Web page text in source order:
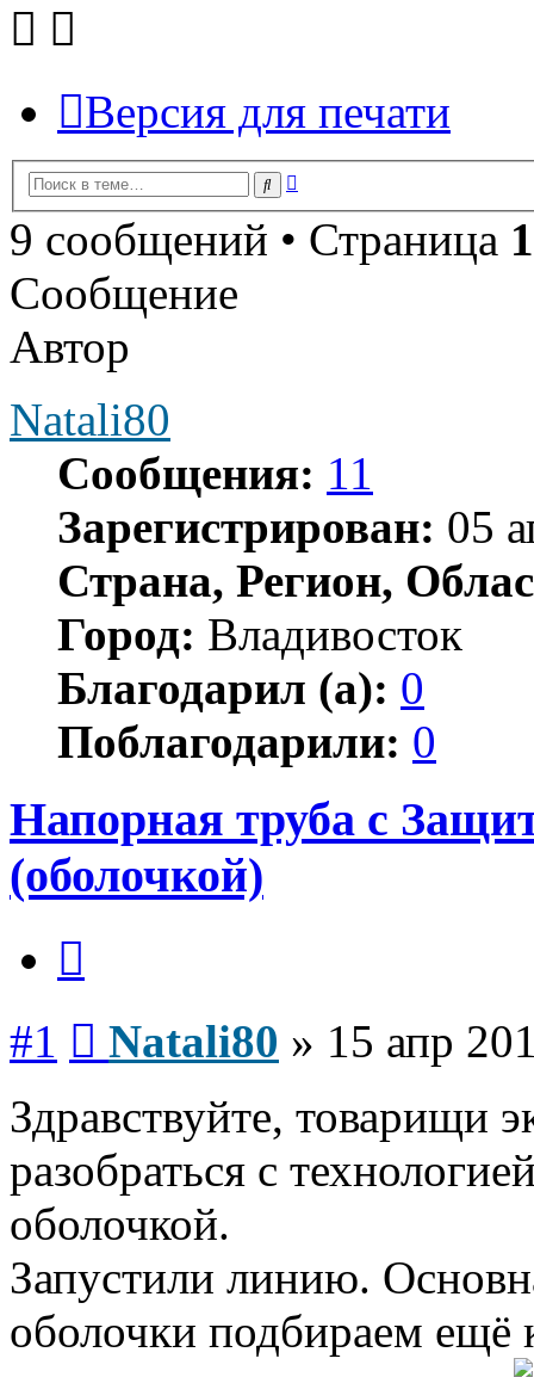
Версия для печати
Поиск
9 сообщений • Страница 1
Сообщение
Автор
Natali80
Сообщения: 11
Зарегистрирован: 05
Страна, Регион,
Город: Владивосток
Благодарил (а): 0
Поблагодарили: 0
Напорная труба с
(оболочкой)
#1 Natali80 » 15 апр
Здравствуйте, товарищи
разобраться с
оболочкой.
Запустили линию.
оболочки подбираем ещё